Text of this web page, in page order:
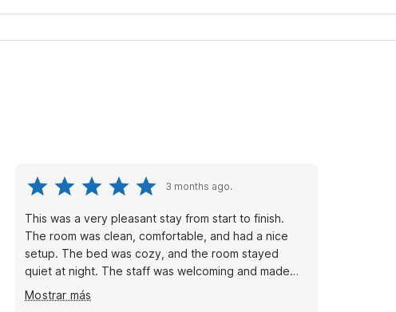
3 months ago.
This was a very pleasant stay from start to finish.
The room was clean, comfortable, and had a nice
setup. The bed was cozy, and the room stayed
quiet at night. The staff was welcoming and made
sure everything went smoothly during check-in and
check-out. The motel felt safe and well-maintained,
Mostrar más